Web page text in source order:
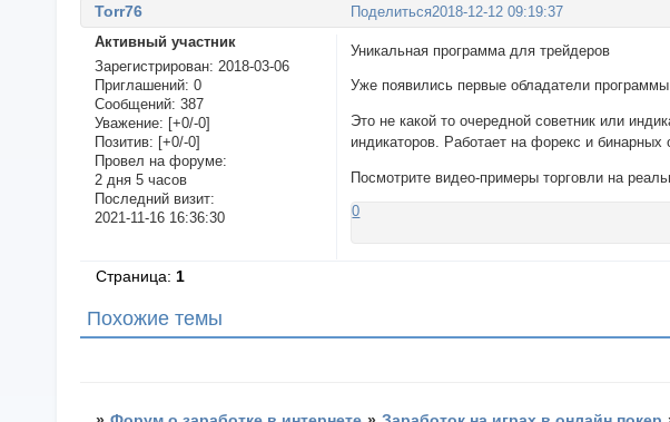
Поделиться2018-12-12 09:19:37
Torr76
Активный участник
Зарегистрирован: 2018-03-06
Приглашений: 0
Сообщений: 387
Уважение: [+0/-0]
Позитив: [+0/-0]
Провел на форуме:
2 дня 5 часов
Последний визит:
2021-11-16 16:36:30
Уникальная программа для
Уже появились первые обладатели
Это не какой то очередной советник или
индикаторов. Работает на форекс и бинарных
Посмотрите видео-примеры торговли на
0
Страница: 1
Похожие темы